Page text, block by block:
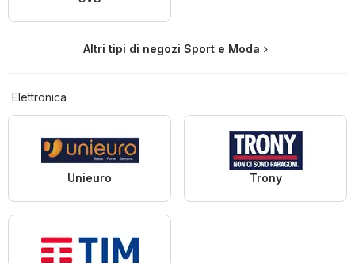
Altri tipi di negozi Sport e Moda
Elettronica
Unieuro Trony